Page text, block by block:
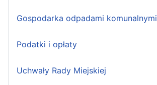
Gospodarka odpadami komunalnymi
Podatki i opłaty
Uchwały Rady Miejskiej